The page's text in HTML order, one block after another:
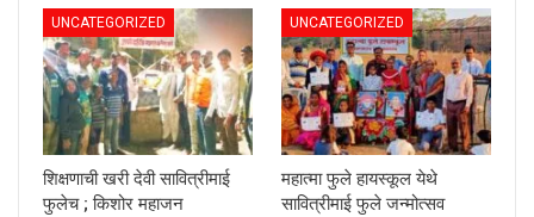
UNCATEGORIZED
शिक्षणाची खरी देवी सावित्रीमाई
फुलेच ; किशोर महाजन
UNCATEGORIZED
महात्मा फुले हायस्कूल येथे
सावित्रीमाई फुले जन्मोत्सव